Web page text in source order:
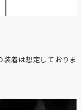
着は想定しておりま